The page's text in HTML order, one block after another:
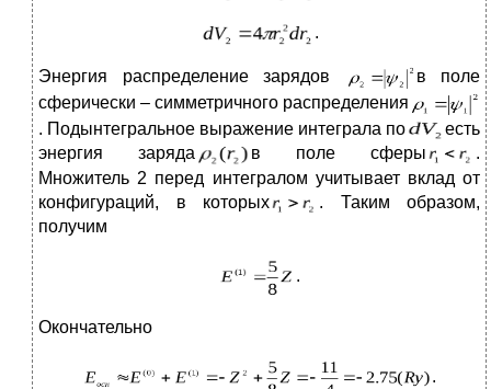
.
Энергия распределение зарядов
в поле
сферически – симметричного распределения
. Подынтегральное выражение интеграла по
есть
энергия заряда
в поле сферы
.
Множитель 2 перед интегралом учитывает вклад от
конфигураций, в которых
. Таким образом,
получим
.
Окончательно
.